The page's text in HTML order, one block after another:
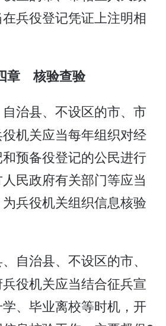
兵役登记凭证上注明相
章 核验查验
治县、不设区的市、市
机关应当每年组织对经
预备役登记的公民进行
民政府有关部门等应当
兵役机关组织信息核验
自治县、不设区的市、
役机关应当结合征兵宣
、毕业离校等时机，开